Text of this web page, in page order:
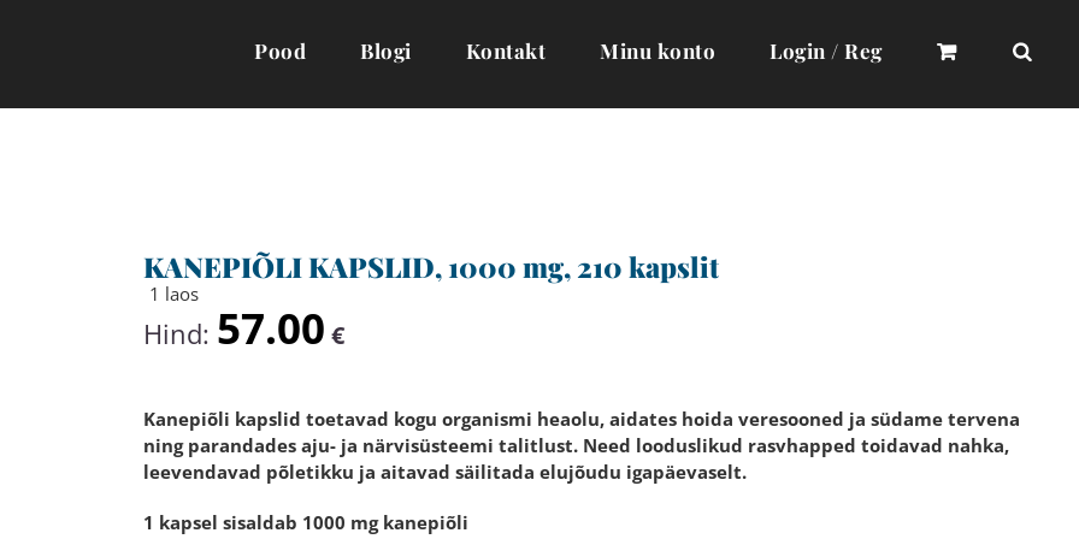
Pood Blogi Kontakt Minu konto Login / Reg
KANEPIÕLI KAPSLID, 1000 mg, 210 kapslit
1 laos
Hind: 57.00 €
Kanepiõli kapslid toetavad kogu organismi heaolu, aidates hoida veresooned ja südame tervena
ning parandades aju- ja närvisüsteemi talitlust. Need looduslikud rasvhapped toidavad nahka,
leevendavad põletikku ja aitavad säilitada elujõudu igapäevaselt.
1 kapsel sisaldab 1000 mg kanepiõli